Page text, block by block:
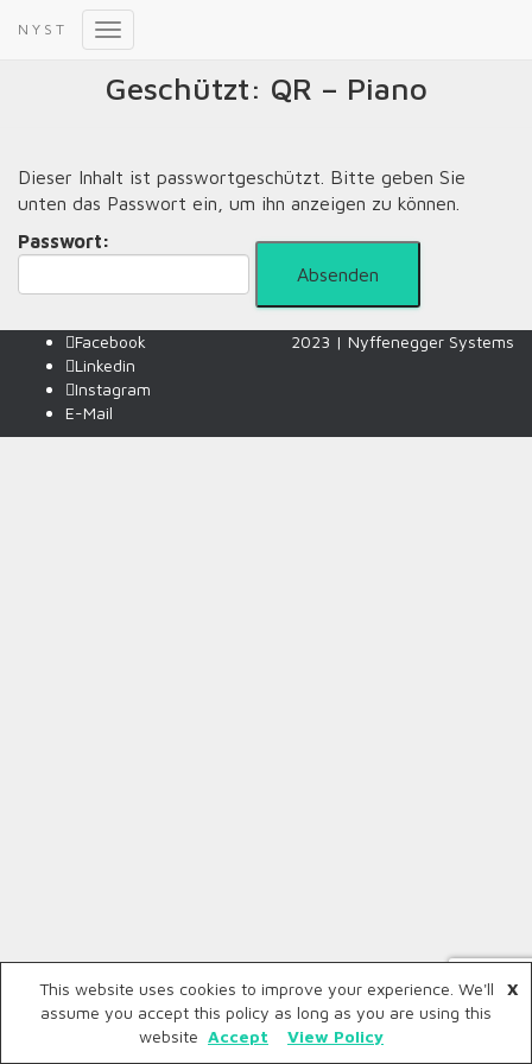
N Y S T
Navigation umschalten
Geschützt: QR – Piano
Dieser Inhalt ist passwortgeschützt. Bitte geben Sie
unten das Passwort ein, um ihn anzeigen zu können.
Passwort:
Facebook
Linkedin
Instagram
E-Mail
2023 | Nyffenegger Systems
This website uses cookies to improve your experience. We'll
assume you accept this policy as long as you are using this
website
X
Accept View Policy